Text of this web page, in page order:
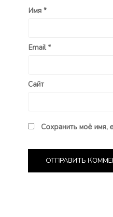
Имя *
Email*
Сайт
Сохранить моё имя,